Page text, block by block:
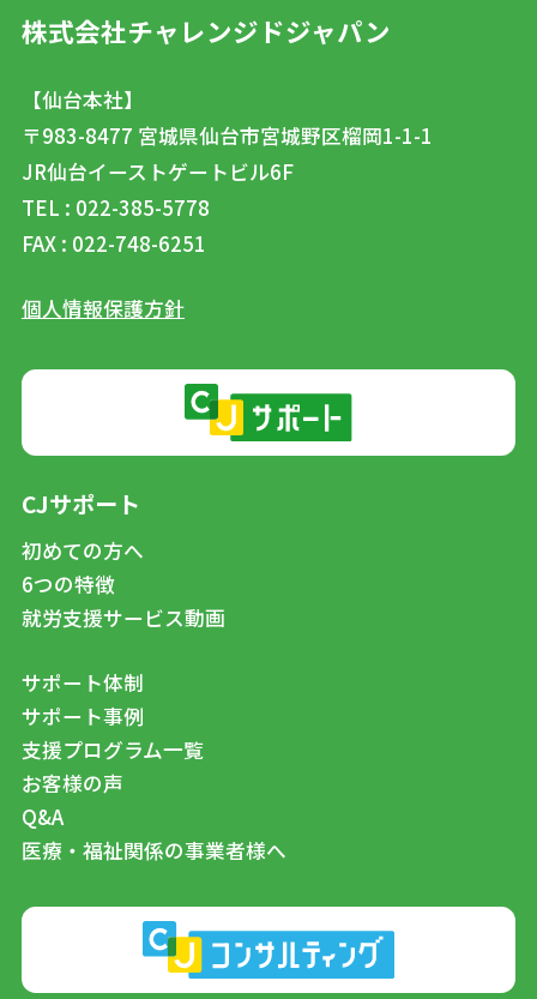
株式会社チャレンジドジャパン
【仙台本社】
〒983-8477 宮城県仙台市宮城野区榴岡1-1-1
JR仙台イーストゲートビル6F
TEL : 022-385-5778
FAX : 022-748-6251
個人情報保護方針
CJサポート
初めての方へ
6つの特徴
就労支援サービス動画
サポート体制
サポート事例
支援プログラム一覧
お客様の声
Q&A
医療・福祉関係の事業者様へ